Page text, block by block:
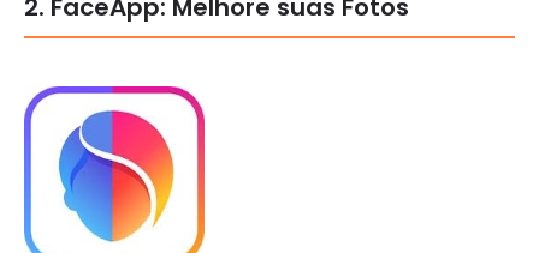
2. FaceApp: Melhore suas Fotos